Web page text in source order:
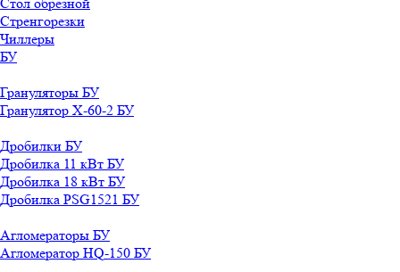
Стренгорезки
Чиллеры
БУ
Грануляторы БУ
Гранулятор X-60-2 БУ
Дробилки БУ
Дробилка 11 кВт БУ
Дробилка 18 кВт БУ
Дробилка PSG1521 БУ
Агломераторы БУ
Агломератор HQ-150 БУ